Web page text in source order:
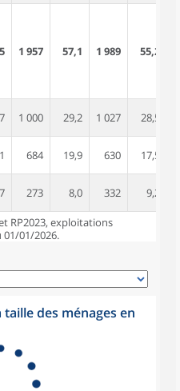
1 957 57,1 1 989 55,2
1 000 29,2 1 027 28,5
684 19,9 630 17,5
273 8,0 332 9,2
RP2023, exploitations
01/2026.
des ménages en